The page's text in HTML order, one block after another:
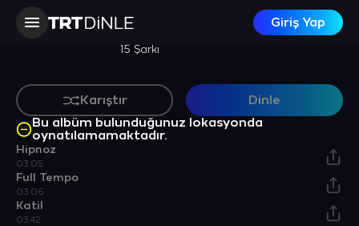
Giriş Yap
ALBÜM
15 Şarkı
Karıştır
Dinle
Bu albüm bulunduğunuz lokasyonda
oynatılamamaktadır.
Hipnoz
03:05
Full Tempo
03:06
Katil
03:42